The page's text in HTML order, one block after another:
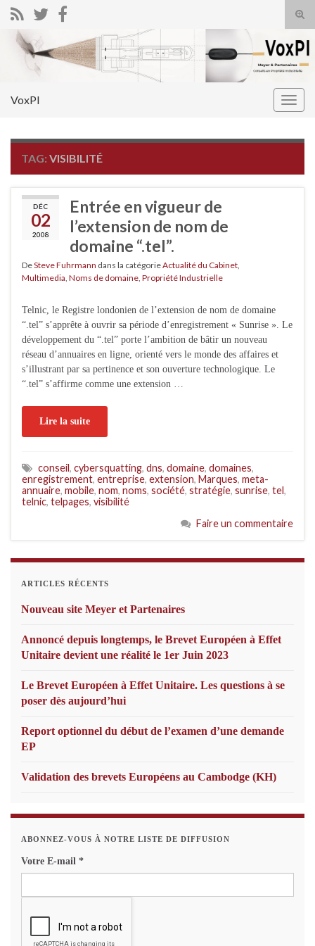
Search for:
VoxPI
TAG: VISIBILITÉ
DÉC
02
2008
Entrée en vigueur de
l’extension de nom de
domaine “.tel”.
DeSteve Fuhrmann dans la catégorieActualité du Cabinet
Multimedia Noms de domaine Propriété Industrielle
Telnic, le Registre londonien de l’extension de nom de domaine
“.tel” s’apprête à ouvrir sa période d’enregistrement « Sunrise ». Le
développement du “.tel” porte l’ambition de bâtir un nouveau
réseau d’annuaires en ligne, orienté vers le monde des affaires et
s’illustrant par sa pertinence et son ouverture technologique. Le
“.tel” s’affirme comme une extension …
Lire la suite
conseil, cybersquatting, dns, domaine, domaines,
enregistrement, entreprise, extension, Marques, meta-
annuaire, mobile, nom, noms, société, stratégie, sunrise, tel,
telnic, telpages, visibilité
Faire un commentaire
ARTICLES RÉCENTS
Nouveau site Meyer et Partenaires
Annoncé depuis longtemps, le Brevet Européen à Effet
Unitaire devient une réalité le 1er Juin 2023
Le Brevet Européen à Effet Unitaire. Les questions à se
poser dès aujourd’hui
Report optionnel du début de l’examen d’une demande
EP
Validation des brevets Européens au Cambodge (KH)
ABONNEZ-VOUS À NOTRE LISTE DE DIFFUSION
Votre E-mail *